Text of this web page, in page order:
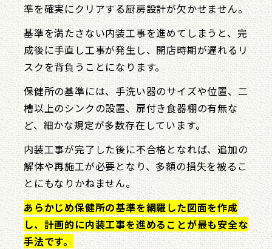
準を確実にクリアする厨房設計が欠かせません。
基準を満たさない内装工事を進めてしまうと、完
成後に手直し工事が発生し、開店時期が遅れるリ
スクを背負うことになります。
保健所の基準には、手洗い器のサイズや位置、二
槽以上のシンクの設置、扉付き食器棚の有無な
ど、細かな規定が多数存在しています。
内装工事が完了した後に不合格となれば、追加の
解体や再施工が必要となり、多額の損失を被るこ
とにもなりかねません。
あらかじめ保健所の基準を網羅した図面を作成
し、計画的に内装工事を進めることが最も安全な
手法です。